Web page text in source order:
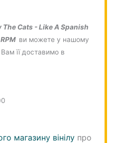
The Cats - Like A Spanish
ви можете у нашому
Вам її доставимо в
магазину вінілу про